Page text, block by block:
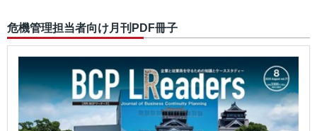
危機管理担当者向け月刊PDF冊子